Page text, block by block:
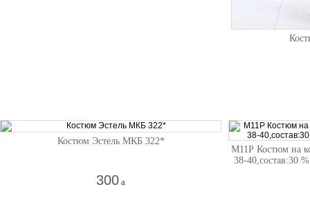
Костюм Эстель МКБ 322*
300 a
М11Р Костюм на
38-40,состав:30